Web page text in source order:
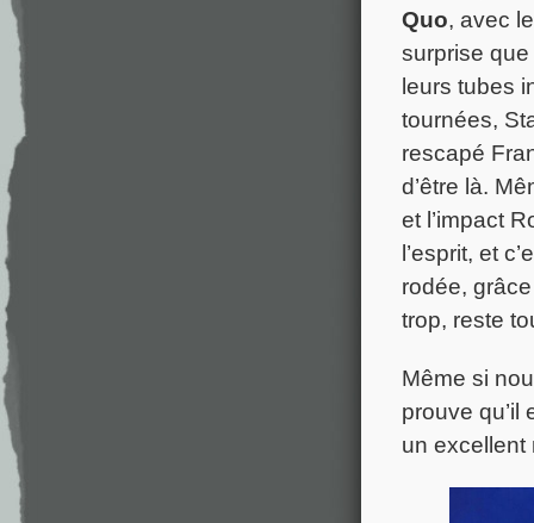
Quo, avec
surprise
leurs tubes
tournées,
rescapé
d’être là.
et l’impact
l’esprit, et
rodée,
trop, reste
Même si
prouve qu’il
un excellent